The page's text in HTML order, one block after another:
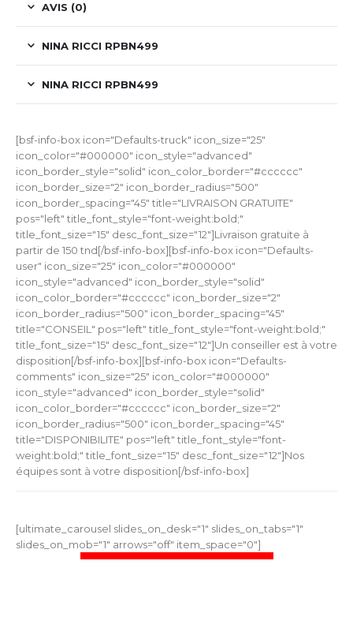
AVIS (0)
NINA RICCI RPBN499
NINA RICCI RPBN499
[bsf-info-box icon="Defaults-truck" icon_size="25"
icon_color="#000000" icon_style="advanced"
icon_border_style="solid" icon_color_border="#cccccc"
icon_border_size="2" icon_border_radius="500"
icon_border_spacing="45" title="LIVRAISON GRATUITE"
pos="left" title_font_style="font-weight:bold;"
title_font_size="15" desc_font_size="12"]Livraison gratuite à
partir de 150 tnd[/bsf-info-box][bsf-info-box icon="Defaults-
user" icon_size="25" icon_color="#000000"
icon_style="advanced" icon_border_style="solid"
icon_color_border="#cccccc" icon_border_size="2"
icon_border_radius="500" icon_border_spacing="45"
title="CONSEIL" pos="left" title_font_style="font-weight:bold;"
title_font_size="15" desc_font_size="12"]Un conseiller est à votre
disposition[/bsf-info-box][bsf-info-box icon="Defaults-
comments" icon_size="25" icon_color="#000000"
icon_style="advanced" icon_border_style="solid"
icon_color_border="#cccccc" icon_border_size="2"
icon_border_radius="500" icon_border_spacing="45"
title="DISPONIBILITE" pos="left" title_font_style="font-
weight:bold;" title_font_size="15" desc_font_size="12"]Nos
équipes sont à votre disposition[/bsf-info-box]
[ultimate_carousel slides_on_desk="1" slides_on_tabs="1"
slides_on_mob="1" arrows="off" item_space="0"]